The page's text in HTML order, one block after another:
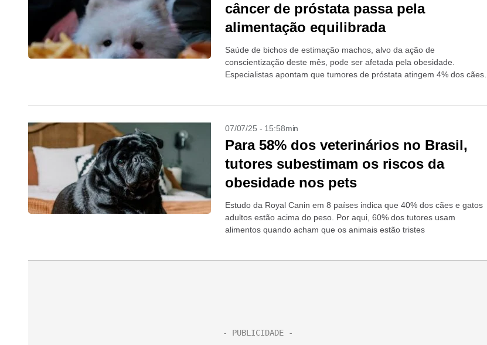
câncer de próstata passa pela
alimentação equilibrada
Saúde de bichos de estimação machos, alvo da ação de
conscientização deste mês, pode ser afetada pela obesidade.
Especialistas apontam que tumores de próstata atingem 4% dos cães
07/07/25 - 15:58min
Para 58% dos veterinários no Brasil,
tutores subestimam os riscos da
obesidade nos pets
Estudo da Royal Canin em 8 países indica que 40% dos cães e gatos
adultos estão acima do peso. Por aqui, 60% dos tutores usam
alimentos quando acham que os animais estão tristes